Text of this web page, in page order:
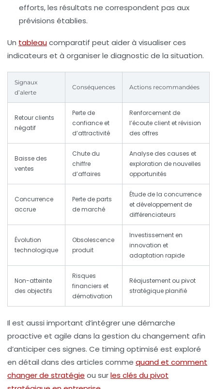
efforts, les résultats ne correspondent pas aux
prévisions établies.
Un tableaucomparatif peut aider à visualiser ces
indicateurs et à organiser le diagnostic de la situation.
Signaux
d’alerte
Conséquences Actions recommandées
Retour clients
négatif
Perte de
confiance et
d’attractivité
Renforcement de
l’écoute client et révision
des offres
Baisse des
ventes
Chute du
chiffre
d’affaires
Analyse des causes et
exploration de nouvelles
opportunités
Concurrence
accrue
Perte de parts
de marché
Étude de la concurrence
et développement de
différenciateurs
Évolution
technologique
Obsolescence
produit
Investissement en
innovation et
adaptation rapide
Non-atteinte
des objectifs
Risques
financiers et
démotivation
Réajustement ou pivot
stratégique planifié
Il est aussi important d’intégrer une démarche
proactive et agile dans la gestion du changement afin
d’anticiper ces signes. Ce timing optimisé est exploré
en détail dans des articles comme quand et comment
changer de stratégie ou surles clés du pivot